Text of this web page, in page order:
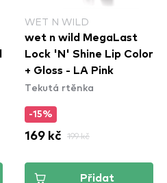
WET N WILD
wet n wild MegaLast
Lock 'N' Shine Lip Color
+ Gloss - LA Pink
Tekutá rtěnka
-15%
169 kč 199 kč
Přidat